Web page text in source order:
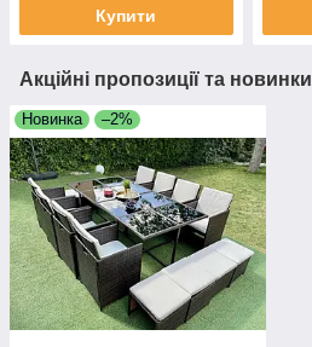
Купити
Акційні пропозиції та новинки
Новинка –2%